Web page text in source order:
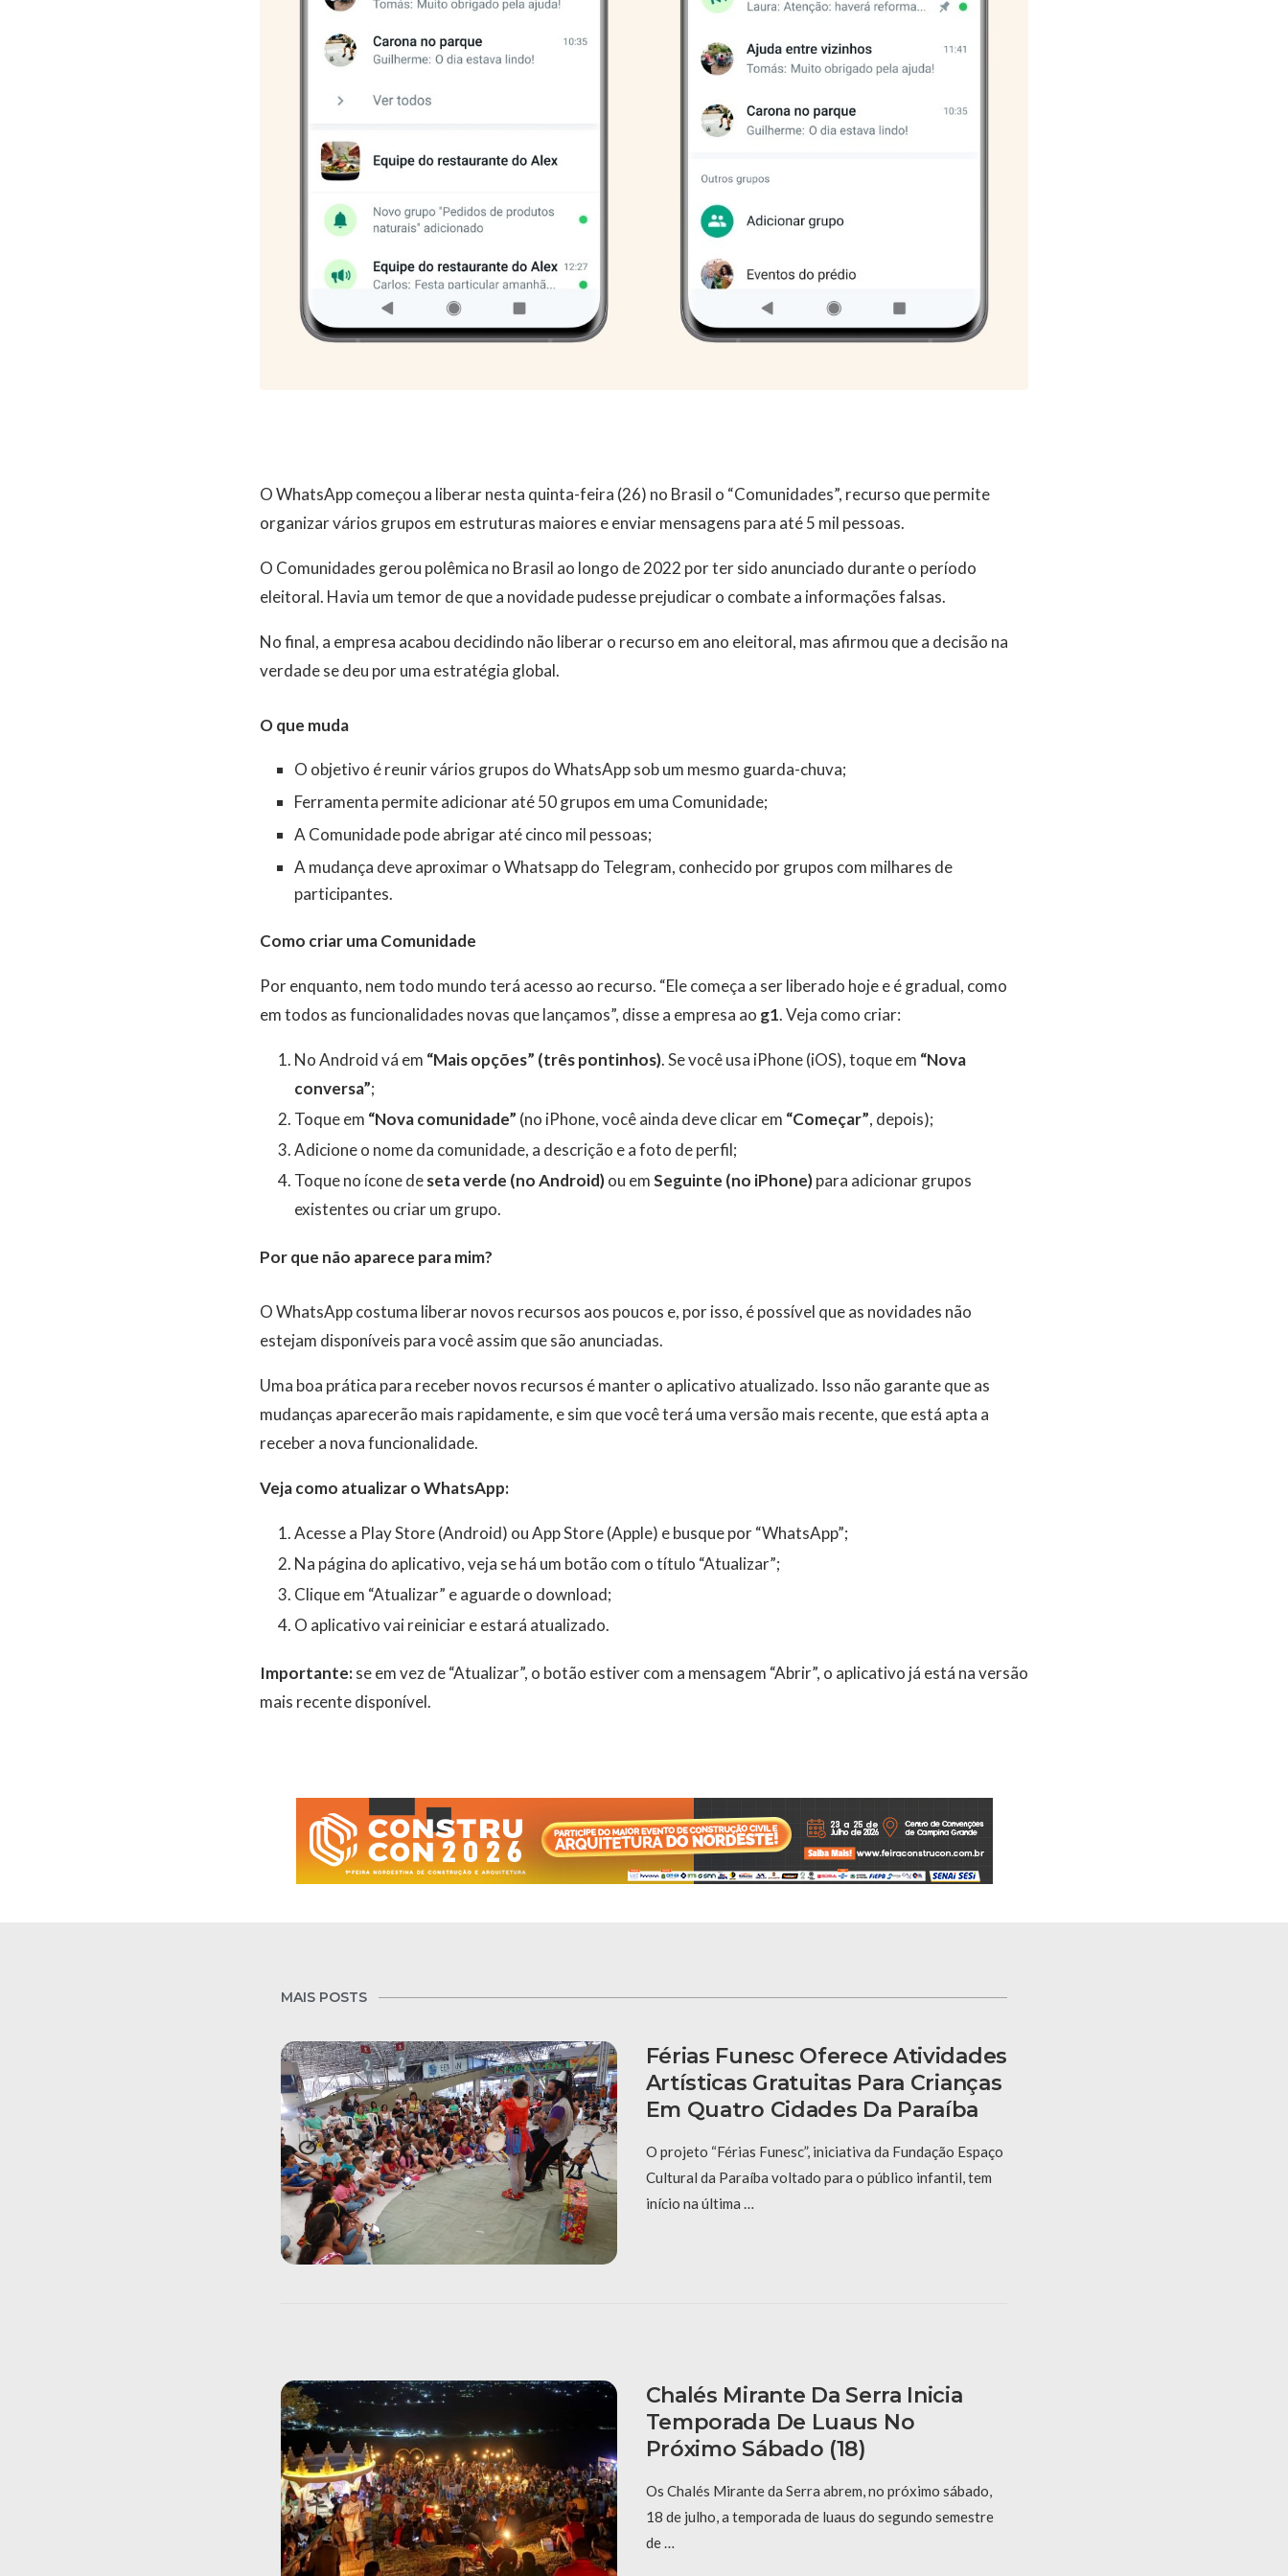
O WhatsApp começou a liberar nesta quinta-feira (26) no Brasil o “Comunidades”, recurso que permite
organizar vários grupos em estruturas maiores e enviar mensagens para até 5 mil pessoas.
O Comunidades gerou polêmica no Brasil ao longo de 2022 por ter sido anunciado durante o período
eleitoral. Havia um temor de que a novidade pudesse prejudicar o combate a informações falsas.
No final, a empresa acabou decidindo não liberar o recurso em ano eleitoral, mas afirmou que a decisão na
verdade se deu por uma estratégia global.
O que muda
O objetivo éreunir vários grupos do WhatsApp sob um mesmo guarda-chuva;
Ferramenta permiteadicionar até 50 grupos em uma Comunidade;
A Comunidade podeabrigar até cinco mil pessoas;
A mudança deve aproximar o Whatsapp do Telegram, conhecido por grupos com milhares de
participantes.
Como criar uma Comunidade
Por enquanto, nem todo mundo terá acesso ao recurso. “Ele começa a ser liberado hoje e é gradual, como
em todos as funcionalidades novas que lançamos”, disse a empresa ao g1. Veja como criar:
No Android vá em “Mais opções” (três pontinhos). Se você usa iPhone (iOS), toque em “Nova
conversa”;
Toque em “Nova comunidade” (no iPhone, você ainda deve clicar em “Começar”, depois);
Adicione o nome da comunidade, a descrição e a foto de perfil;
Toque no ícone deseta verde (no Android)ou emSeguinte (no iPhone)para adicionar grupos
existentes ou criar um grupo.
Por que não aparece para mim?
O WhatsApp costuma liberar novos recursos aos poucos e, por isso, é possível que as novidades não
estejam disponíveis para você assim que são anunciadas.
Uma boa prática para receber novos recursos é manter o aplicativo atualizado. Isso não garante que as
mudanças aparecerão mais rapidamente, e sim que você terá uma versão mais recente, que está apta a
receber a nova funcionalidade.
Veja como atualizar o WhatsApp:
Acesse a Play Store (Android) ou App Store (Apple) e busque por “WhatsApp”;
Na página do aplicativo, veja se há um botão com o título “Atualizar”;
Clique em “Atualizar” e aguarde o download;
O aplicativo vai reiniciar e estará atualizado.
Importante:se em vez de “Atualizar”, o botão estiver com a mensagem “Abrir”, o aplicativo já está na versão
mais recente disponível.
MAIS POSTS
Férias Funesc Oferece Atividades
Artísticas Gratuitas Para Crianças
Em Quatro Cidades Da Paraíba
O projeto “Férias Funesc”, iniciativa da Fundação Espaço
Cultural da Paraíba voltado para o público infantil, tem
início na última …
Chalés Mirante Da Serra Inicia
Temporada De Luaus No
Próximo Sábado (18)
Os Chalés Mirante da Serra abrem, no próximo sábado,
18 de julho, a temporada de luaus do segundo semestre
de …